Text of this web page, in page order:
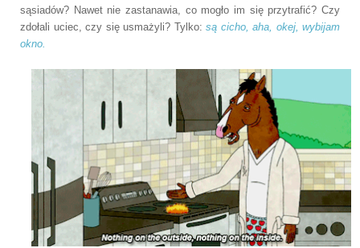
sąsiadów? Nawet nie zastanawia, co mogło im się przytrafić? Czy
zdołali uciec, czy się usmażyli? Tylko: są cicho, aha, okej, wybijam
okno.